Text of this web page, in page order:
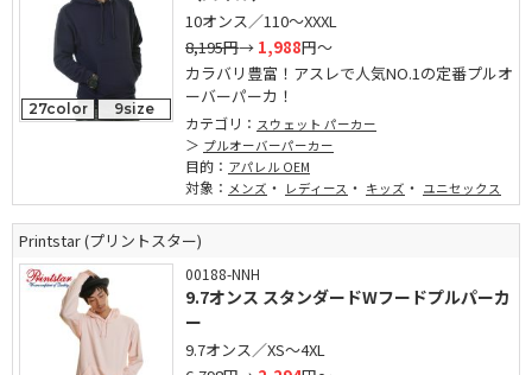
27color 9size
10オンス／110～XXXL
8,195円→ 1,988円～
カラバリ豊富！アスレで人気NO.1の定番プルオ
ーバーパーカ！
カテゴリ： スウェット パーカー
プルオーバーパーカー
目的： アパレル OEM
対象： メンズ ・ レディース ・ キッズ ・ ユニセックス
Printstar (プリントスター)
00188-NNH
9.7オンス スタンダードWフードプルパーカ
ー
9.7オンス／XS～4XL